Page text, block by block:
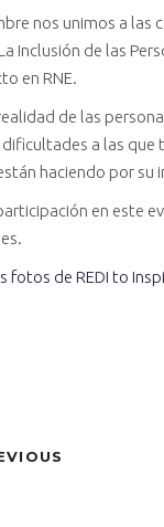
nos unimos a
Inclusión de las
en RNE.
de las
a las que
haciendo por su
en este
fotos de REDI to